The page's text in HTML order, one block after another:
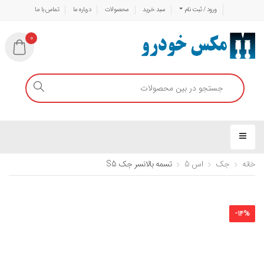
ورود / ثبت نام سبد خرید محصولات درباره ما تماس با ما
0
خانه جک اس 5 تسمه بالانسر جک S5
-14%